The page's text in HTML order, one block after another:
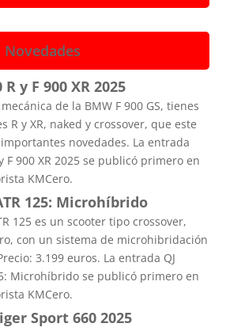
R y F 900 XR 2025
de la BMW F 900 GS, tienes
R y XR, naked y crossover, que este
novedades. La entrada
F 900 XR 2025 se publicó primero en
KMCero.
125: Microhíbrido
125 es un scooter tipo crossover,
con un sistema de microhibridación
3.199 euros. La entrada QJ
Microhíbrido se publicó primero en
KMCero.
Sport 660 2025